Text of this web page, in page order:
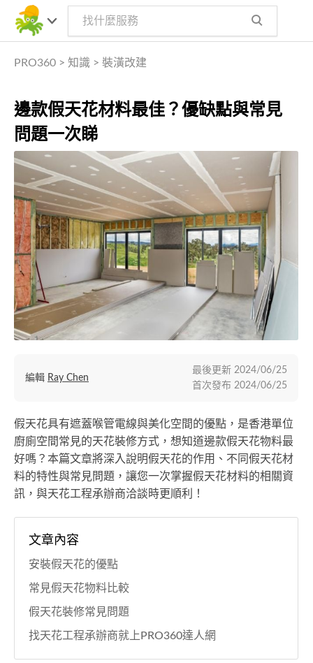
PRO360 > 知識 > 裝潢改建
邊款假天花材料最佳？優缺點與常見
問題一次睇
假天花具有遮蓋喉管電線與美化空間的優點，是香港單位
廚廁空間常見的天花裝修方式，想知道邊款假天花物料最
好嗎？本篇文章將深入說明假天花的作用、不同假天花材
料的特性與常見問題，讓您一次掌握假天花材料的相關資
訊，與天花工程承辦商洽談時更順利！
編輯 Ray Chen
最後更新 2024/06/25
首次發布 2024/06/25
文章內容
安裝假天花的優點
常見假天花物料比較
假天花裝修常見問題
找天花工程承辦商就上PRO360達人網